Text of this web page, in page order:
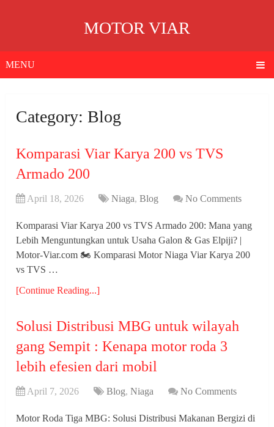
MOTOR VIAR
MENU
Category:Blog
Komparasi Viar Karya 200 vs TVS
Armado 200
April 18, 2026 Niaga,Blog No Comments
Komparasi Viar Karya 200 vs TVS Armado 200: Mana yang
Lebih Menguntungkan untuk Usaha Galon & Gas Elpiji? |
Motor-Viar.com 🏍️ Komparasi Motor Niaga Viar Karya 200
vs TVS …
[Continue Reading...]
Solusi Distribusi MBG untuk wilayah
gang Sempit : Kenapa motor roda 3
lebih efesien dari mobil
April 7, 2026 Blog,Niaga No Comments
Motor Roda Tiga MBG: Solusi Distribusi Makanan Bergizi di